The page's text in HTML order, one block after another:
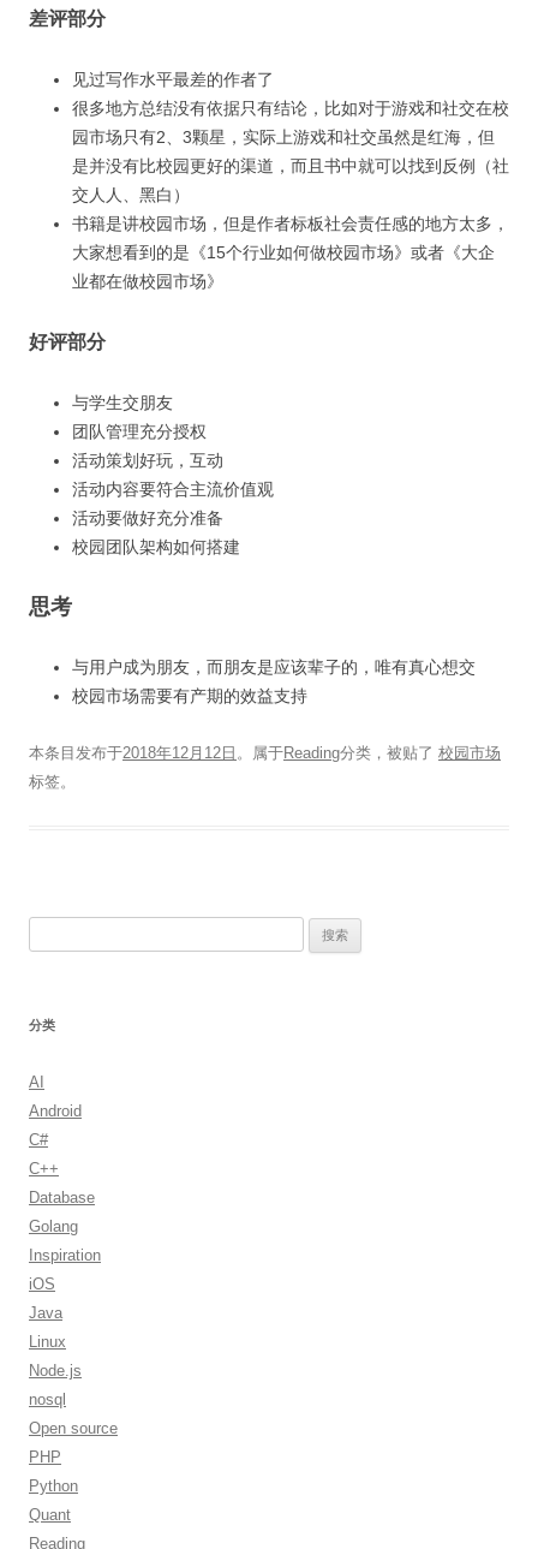
差评部分
见过写作水平最差的作者了
很多地方总结没有依据只有结论，比如对于游戏和社交在校
园市场只有2、3颗星，实际上游戏和社交虽然是红海，但
是并没有比校园更好的渠道，而且书中就可以找到反例（社
交人人、黑白）
书籍是讲校园市场，但是作者标板社会责任感的地方太多，
大家想看到的是《15个行业如何做校园市场》或者《大企
业都在做校园市场》
好评部分
与学生交朋友
团队管理充分授权
活动策划好玩，互动
活动内容要符合主流价值观
活动要做好充分准备
校园团队架构如何搭建
思考
与用户成为朋友，而朋友是应该辈子的，唯有真心想交
校园市场需要有产期的效益支持
本条目发布于2018年12月12日 。属于Reading分类，被贴了 校园市场
标签。
分类
AI
Android
C#
C++
Database
Golang
Inspiration
iOS
Java
Linux
Node.js
nosql
Open source
PHP
Python
Quant
Reading